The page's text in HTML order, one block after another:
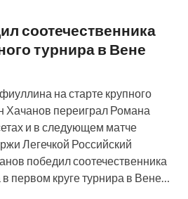
соотечественника
турнира в Вене
на старте крупного
Хачанов переиграл Романа
и в следующем матче
Легечкой Российский
победил соотечественника
первом круге турнира в Вене…